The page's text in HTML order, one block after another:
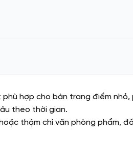
hợp cho bàn trang điểm
theo thời gian.
thậm chí văn phòng phẩm,